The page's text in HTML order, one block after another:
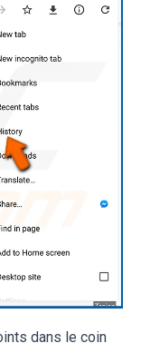
dans le coin